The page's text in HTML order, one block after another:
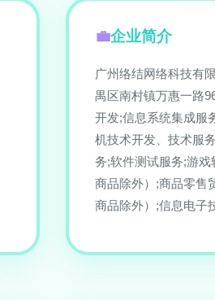
企业简介
广州络结网络科技有
禺区南村镇万惠一路
开发;信息系统集成服
机技术开发、技术服
务;软件测试服务;游
商品除外）;商品零售
商品除外）;信息电子